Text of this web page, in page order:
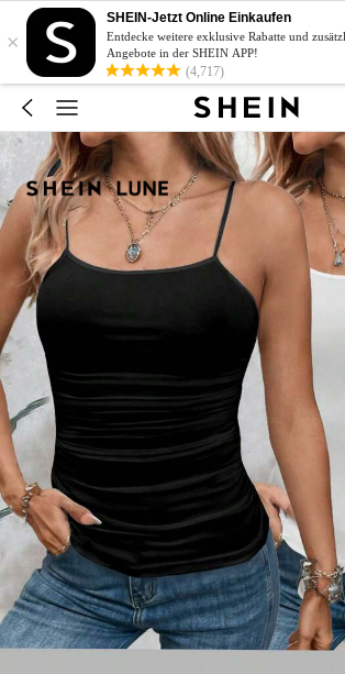
×
SHEIN-Jetzt Online Einkaufen
Entdecke weitere exklusive Rabatte und
Angebote in der SHEIN APP!
(4,717)